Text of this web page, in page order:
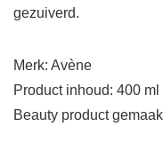
gezuiverd.
Merk: Avène
Product inhoud: 400 ml
Beauty product